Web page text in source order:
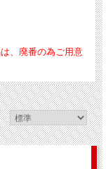
、廃番の為ご用意